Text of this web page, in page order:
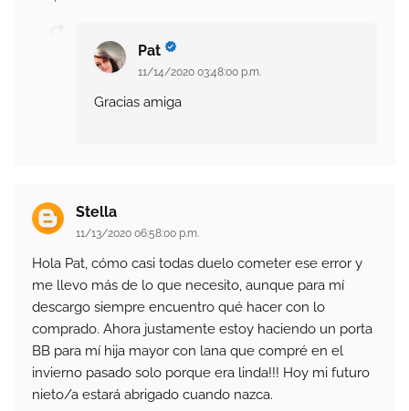
Pat
11/14/2020 03:48:00 p.m.
Gracias amiga
Stella
11/13/2020 06:58:00 p.m.
Hola Pat, cómo casi todas duelo cometer ese error y
me llevo más de lo que necesito, aunque para mí
descargo siempre encuentro qué hacer con lo
comprado. Ahora justamente estoy haciendo un porta
BB para mí hija mayor con lana que compré en el
invierno pasado solo porque era linda!!! Hoy mi futuro
nieto/a estará abrigado cuando nazca.